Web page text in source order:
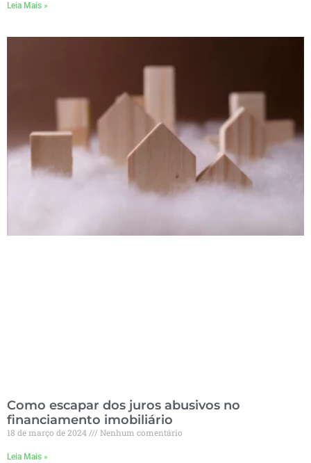
Leia Mais »
Como escapar dos juros abusivos no
financiamento imobiliário
18 de março de 2024 Nenhum comentário
Leia Mais »